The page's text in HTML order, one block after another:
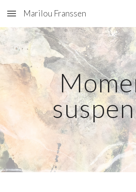
Skip to main content
Marilou Franssen